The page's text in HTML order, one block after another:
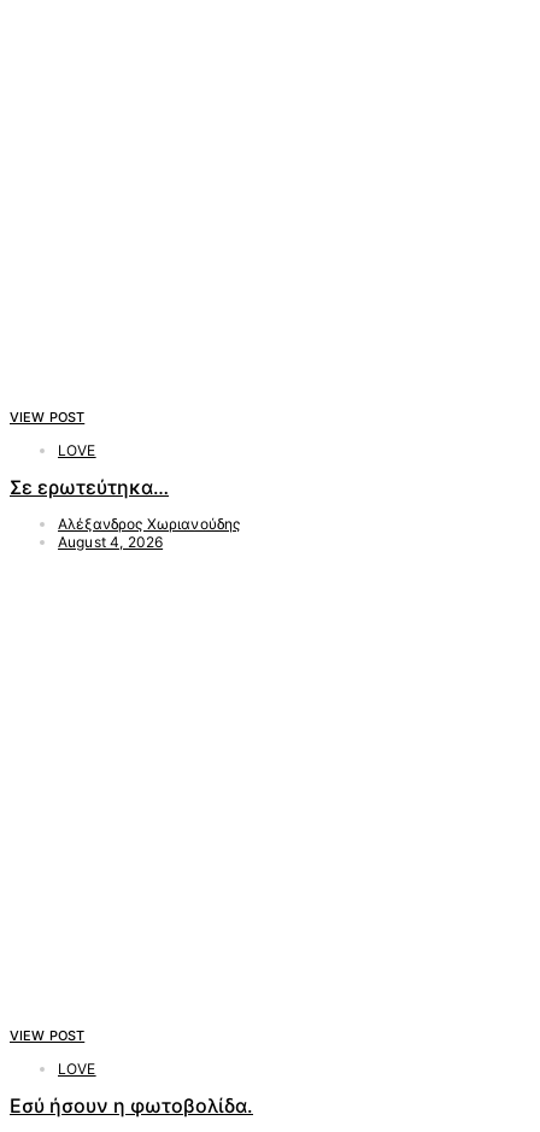
VIEW POST
LOVE
Σε ερωτεύτηκα…
Αλέξανδρος Χωριανούδης
August 4, 2026
VIEW POST
LOVE
Εσύ ήσουν η φωτοβολίδα.